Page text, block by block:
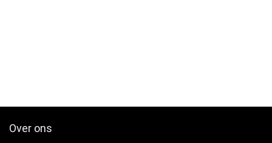
Over ons